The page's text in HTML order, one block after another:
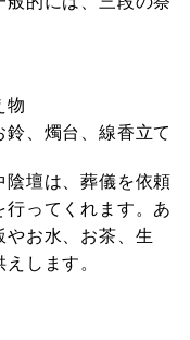
物
鈴、燭台、線香立て
壇は、葬儀を依頼
行ってくれます。あ
やお水、お茶、生
します。